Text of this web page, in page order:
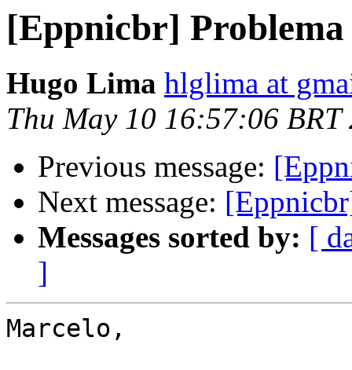
[Eppnicbr] Problema
Hugo Lima hlglima at
Thu May 10 16:57:06 BRT
Previous message:
Next message:
Messages sorted by: [
]
Marcelo,